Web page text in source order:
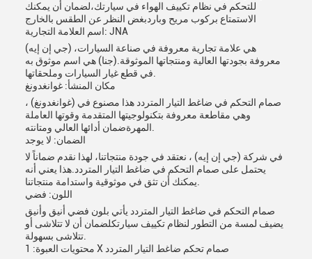
للتحكم في نظام تكييف الهواء في سيارتك،لضمان أن يمكنك
الاستمتاع بركوب مريح وباردبغض النظر عن الطقس بالخارج
اسم العلامة التجارية: JNA
(جي إن إيه) هي علامة تجارية معروفة في صناعة السيارات،
معروفة بجودتها العالية ومنتجاتها الموثوقة.(جنا) هي اسم موثوق به
مكان المنشأ: غوانغدونغ
صمام التحكم في ضاغط التيار المتردد هذا مصنوع في (غوانغدونغ) ،
وهي مقاطعة معروفة بتكنولوجيتها المتقدمة وقوتها العاملة
الضمان: لا يوجد
في شركة (جي إن إيه) ، نعتقد في جودة منتجاتنا، لهذا نقدم ضماناً لا
يحتمل على صمام التحكم في ضاغط التيار المتردد.هذا يعني أنه
اللون: فضي
صمام التحكم في ضاغط التيار المتردد يأتي بلون فضي أنيق وأنيق
يضيف لمسة من التطور لنظام تكييف سيارتكلضمان أن لا تتلاشى أو
محتويات العبوة: 1 X صمام تحكم ضاغط التيار المتردد